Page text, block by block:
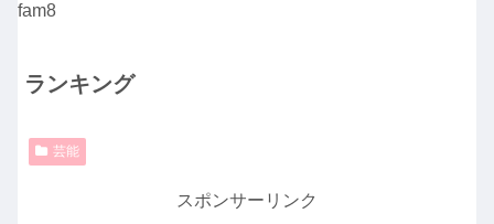
fam8
ランキング
芸能
スポンサーリンク